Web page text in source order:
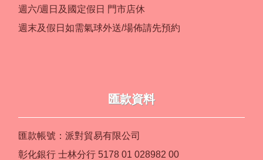
週六/週日及國定假日 門市店休
週末及假日如需氣球外送/場佈請先預約
匯款資料
匯款帳號：派對貿易有限公司
彰化銀行 士林分行 5178 01 028982 00